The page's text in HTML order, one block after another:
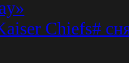
Chiefs#